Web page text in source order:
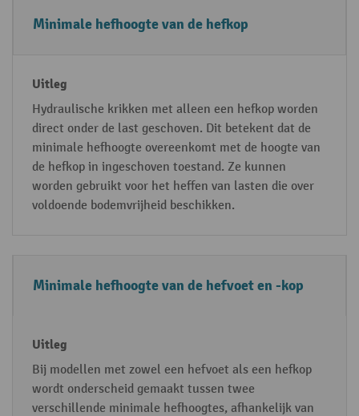
M
al
e
h
ef
h
t
U
g
Minimale hefhoogte van de hefkop
Hydraulische krikken met alleen een hefkop worden
direct onder de last geschoven. Dit betekent dat de
minimale hefhoogte overeenkomt met de hoogte van
de hefkop in ingeschoven toestand. Ze kunnen
worden gebruikt voor het heffen van lasten die over
voldoende bodemvrijheid beschikken.
Minimale hefhoogte van de hefvoet en -kop
Bij modellen met zowel een hefvoet als een hefkop
wordt onderscheid gemaakt tussen twee
verschillende minimale hefhoogtes, afhankelijk van